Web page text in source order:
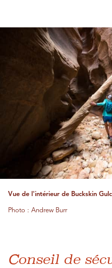
Vue de l'intérieur de Buckskin
Photo : Andrew Burr
Conseil de